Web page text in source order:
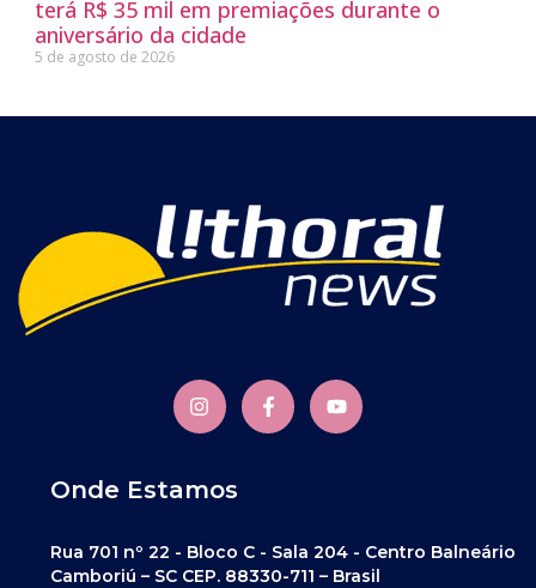
terá R$ 35 mil em premiações durante o
aniversário da cidade
5 de agosto de 2026
Onde Estamos
Rua 701 nº 22 - Bloco C - Sala 204 - Centro Balneário
Camboriú – SC CEP. 88330-711 – Brasil